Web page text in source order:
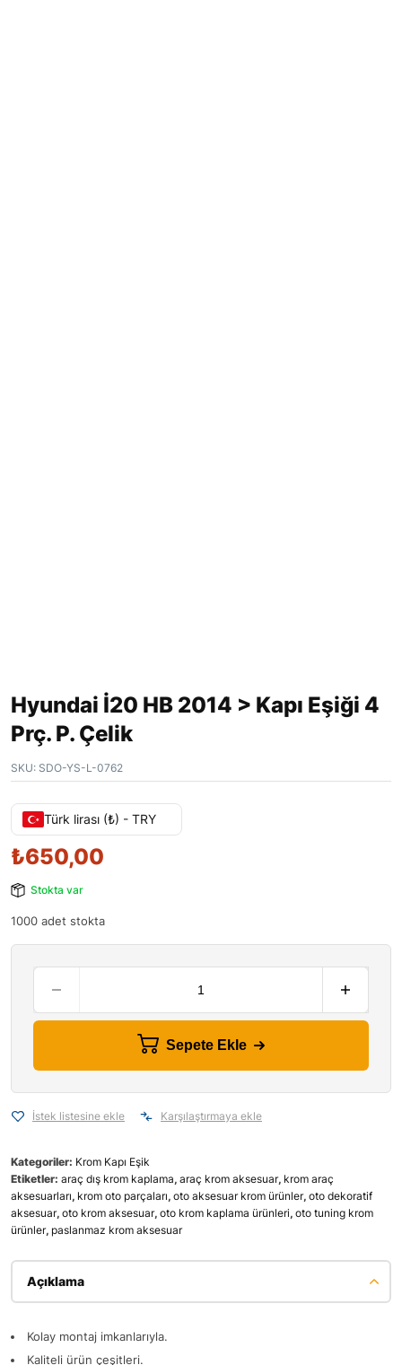
Hyundai İ20 HB 2014 > Kapı Eşiği 4
Prç. P. Çelik
SKU: SDO-YS-L-0762
Türk lirası (₺) - TRY
₺650,00
Stokta var
1000 adet stokta
Sepete Ekle
İstek listesine ekle Karşılaştırmaya ekle
Kategoriler: Krom Kapı Eşik
Etiketler: araç dış krom kaplama, araç krom aksesuar, krom araç
aksesuarları, krom oto parçaları, oto aksesuar krom ürünler, oto dekoratif
aksesuar, oto krom aksesuar, oto krom kaplama ürünleri, oto tuning krom
ürünler, paslanmaz krom aksesuar
Açıklama
Kolay montaj imkanlarıyla.
Kaliteli ürün çeşitleri.